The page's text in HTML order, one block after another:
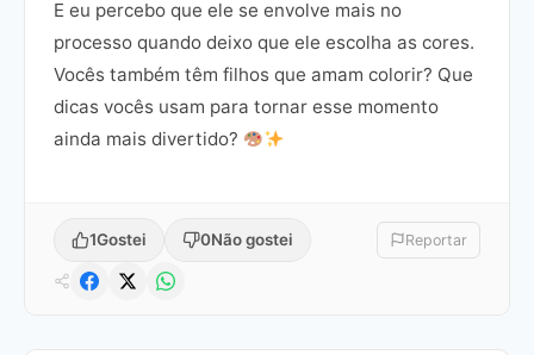
E eu percebo que ele se envolve mais no
processo quando deixo que ele escolha as cores.
Vocês também têm filhos que amam colorir? Que
dicas vocês usam para tornar esse momento
ainda mais divertido?
1Gostei 0Não gostei Reportar